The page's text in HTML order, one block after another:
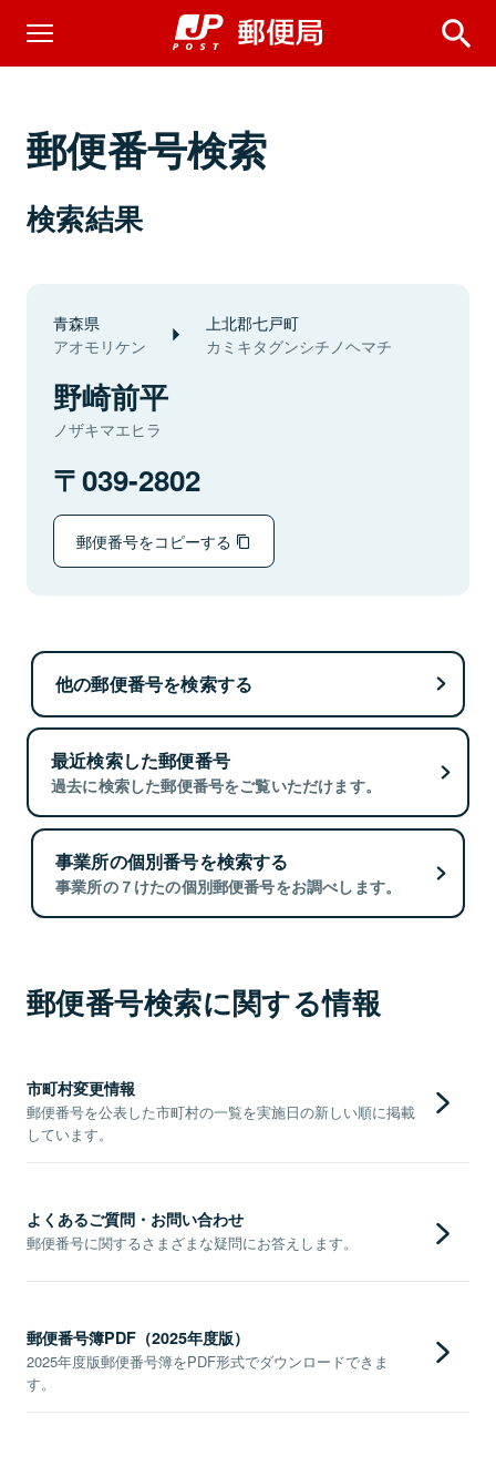
郵便番号検索
検索結果
青森県
アオモリケン
上北郡七戸町
カミキタグンシチノヘマチ
野崎前平
ノザキマエヒラ
039-2802
郵便番号をコピーする
他の郵便番号を検索する
最近検索した郵便番号
過去に検索した郵便番号をご覧いただけます。
事業所の個別番号を検索する
事業所の７けたの個別郵便番号をお調べします。
郵便番号検索に関する情報
市町村変更情報
郵便番号を公表した市町村の一覧を実施日の新しい順に掲載
しています。
よくあるご質問・お問い合わせ
郵便番号に関するさまざまな疑問にお答えします。
郵便番号簿PDF（2025年度版）
2025年度版郵便番号簿をPDF形式でダウンロードできま
す。